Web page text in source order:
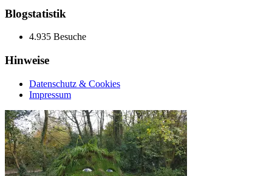
Blogstatistik
4.935 Besuche
Hinweise
Datenschutz & Cookies
Impressum